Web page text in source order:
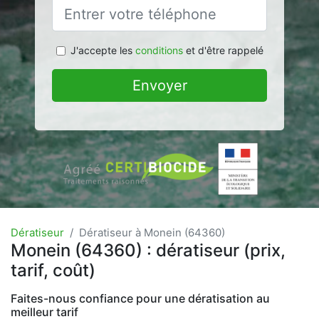
J'accepte les conditionset d'être rappelé
Envoyer
Dératiseur Dératiseur à Monein (64360)
Monein (64360) : dératiseur (prix,
tarif, coût)
Faites-nous confiance pour une dératisation au
meilleur tarif